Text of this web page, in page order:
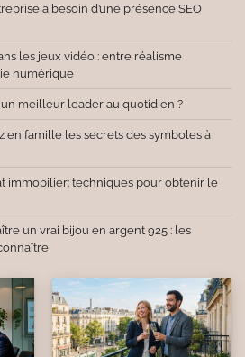
a besoin d’une présence SEO
les jeux vidéo : entre réalisme
numérique
meilleur leader au quotidien ?
en famille les secrets des symboles à
immobilier: techniques pour obtenir le
un vrai bijou en argent 925 : les